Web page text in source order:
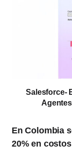
Salesforce-
En Colombia
20% en